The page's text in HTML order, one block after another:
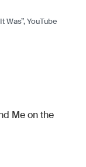
Was”, YouTube
Me on the